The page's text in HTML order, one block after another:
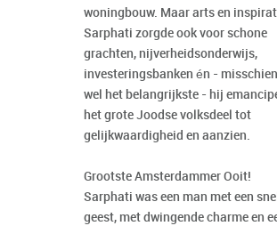
woningbouw. Maar arts en
Sarphati zorgde ook voor schone
grachten, nijverheidsonderwijs,
investeringsbanken én -
wel het belangrijkste - hij
het grote Joodse volksdeel tot
gelijkwaardigheid en aanzien.
Grootste Amsterdammer Ooit!
Sarphati was een man met een
geest, met dwingende charme en